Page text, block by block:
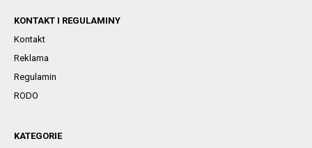
KONTAKT I REGULAMINY
Kontakt
Reklama
Regulamin
RODO
KATEGORIE